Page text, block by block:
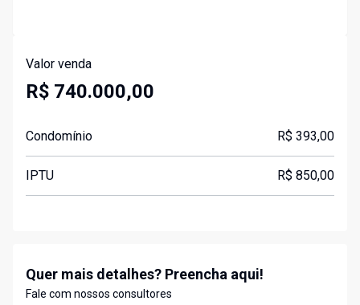
Valor venda
R$ 740.000,00
Condomínio R$ 393,00
IPTU R$ 850,00
Quer mais detalhes? Preencha aqui!
Fale com nossos consultores